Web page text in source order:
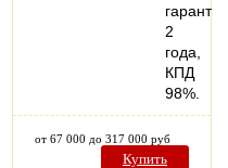
гарантия
2
года,
КПД
98%.
от 67 000 до 317 000 руб
Купить